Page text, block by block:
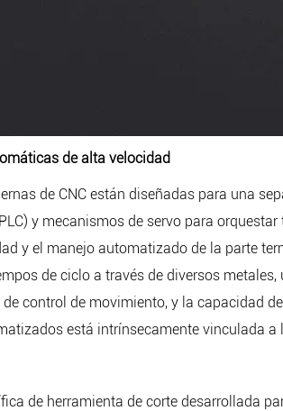
de alta velocidad
de CNC están diseñadas para una
y mecanismos de servo para
y el manejo automatizado de la parte
de ciclo a través de diversos
control de movimiento, y la capacidad
está intrínsecamente vinculada a
de herramienta de corte desarrollada